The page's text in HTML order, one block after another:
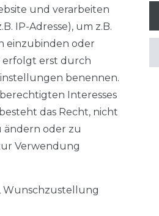
WIDERRUFEN
GmbH & Co. KG
by MILLER
| Alle Rechte vorbehalten.
und verarbeiten
IP-Adresse), um z.B.
einzubinden oder
erfolgt erst durch
benennen.
Interesses
das Recht, nicht
oder zu
Verwendung
Wunschzustellung